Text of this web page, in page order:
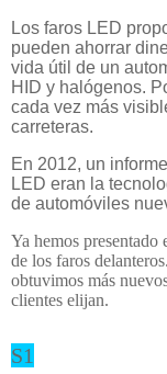
Los faros LED
pueden ahorrar
vida útil de un
HID y halógenos.
cada vez más
carreteras.
En 2012, un
LED eran la
de automóviles
Ya hemos
de los faros
obtuvimos más
clientes elijan.
S1